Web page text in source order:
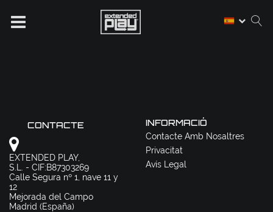
CONTACTE
EXTENDED PLAY,
S.L. - CIF:B87303269
Calle Segura nº 1, nave 11 y
12
Mejorada del Campo
Madrid (España)
INFORMACIÓ
Contacte Amb Nosaltres
Privacitat
Avís Legal